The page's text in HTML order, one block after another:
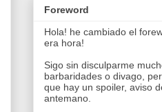
Foreword
Hola! he cambiado el
era hora!
Sigo sin disculparme
barbaridades o divago,
que hay un spoiler, aviso
antemano.